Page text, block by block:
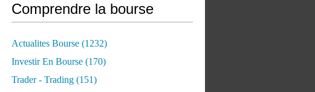
Comprendre la bourse
Actualites Bourse (1232)
Investir En Bourse (170)
Trader - Trading (151)